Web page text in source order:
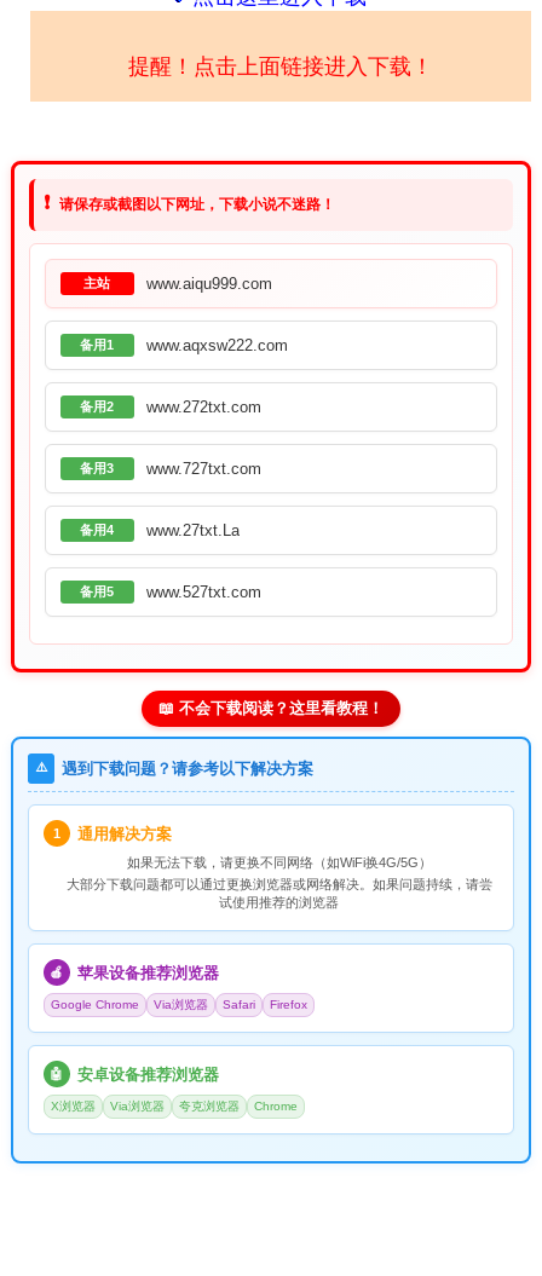
提醒！点击上面链接进入下载！
❗ 请保存或截图以下网址，下载小说不迷路！
主站 www.aiqu999.com
备用1 www.aqxsw222.com
备用2 www.272txt.com
备用3 www.727txt.com
备用4 www.27txt.La
备用5 www.527txt.com
📖 不会下载阅读？这里看教程！
⚠️ 遇到下载问题？请参考以下解决方案
1 通用解决方案
如果无法下载，请更换不同网络（如WiFi换4G/5G）
大部分下载问题都可以通过更换浏览器或网络解决。如果问题持续，请尝
试使用推荐的浏览器
🍎 苹果设备推荐浏览器
Google Chrome Via浏览器 Safari Firefox
🤖 安卓设备推荐浏览器
X浏览器 Via浏览器 夸克浏览器 Chrome